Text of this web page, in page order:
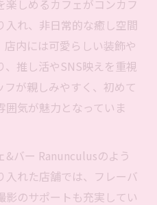
しめるカフェがコンカフ
入れ、非日常的な癒し空間
内には可愛らしい装飾や
推し活やSNS映えを重視
が親しみやすく、初めて
気が魅力となっていま
バー Ranunculusのよう
入れた店舗では、フレーバ
のサポートも充実してい